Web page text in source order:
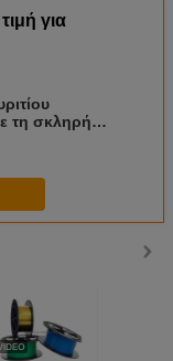
για
τη σκληρή